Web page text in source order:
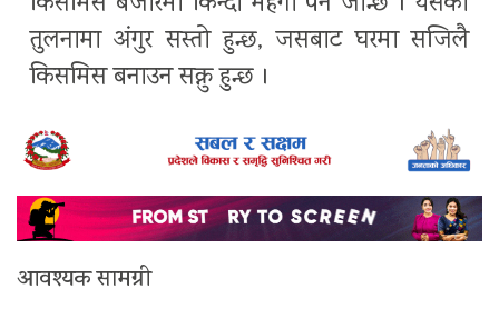
तुलनामा अंगुर सस्तो हुन्छ, जसबाट घरमा सजिलै
किसमिस बनाउन सक्नु हुन्छ ।
आवश्यक सामग्री